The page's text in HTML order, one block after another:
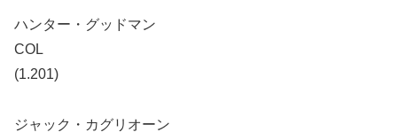
ハンター・グッドマン
COL
(1.201)
ジャック・カグリオーン